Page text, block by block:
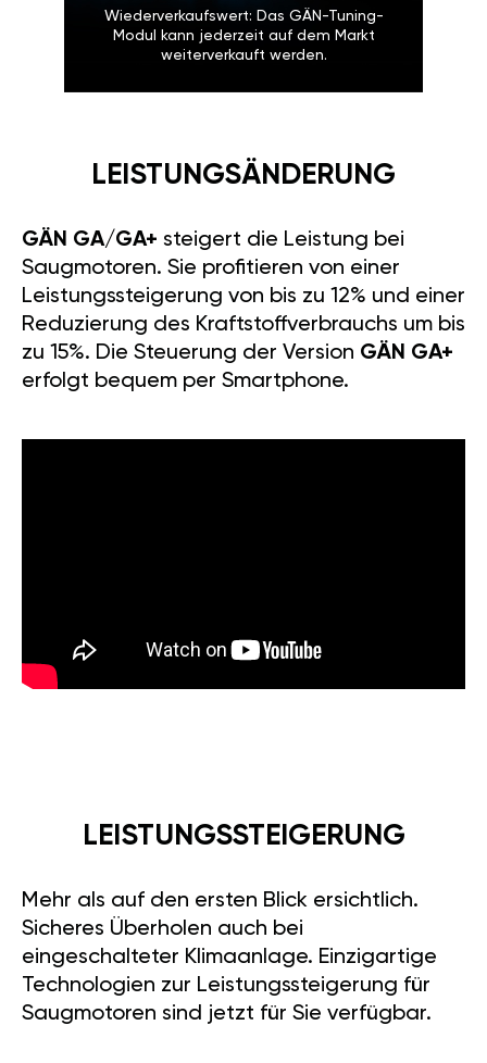
Wiederverkaufswert: Das GÄN-Tuning-
Modul kann jederzeit auf dem Markt
weiterverkauft werden.
LEISTUNGSÄNDERUNG
GÄN GA/GA+ steigert die Leistung bei
Saugmotoren. Sie profitieren von einer
Leistungssteigerung von bis zu 12% und einer
Reduzierung des Kraftstoffverbrauchs um bis
zu 15%. Die Steuerung der Version GÄN GA+
erfolgt bequem per Smartphone.
LEISTUNGSSTEIGERUNG
Mehr als auf den ersten Blick ersichtlich.
Sicheres Überholen auch bei
eingeschalteter Klimaanlage. Einzigartige
Technologien zur Leistungssteigerung für
Saugmotoren sind jetzt für Sie verfügbar.